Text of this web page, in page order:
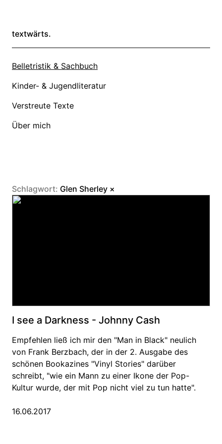
textwärts.
Belletristik & Sachbuch
Kinder- & Jugendliteratur
Verstreute Texte
Über mich
Schlagwort: Glen Sherley ×
I see a Darkness - Johnny Cash
Empfehlen ließ ich mir den "Man in Black" neulich
von Frank Berzbach, der in der 2. Ausgabe des
schönen Bookazines "Vinyl Stories" darüber
schreibt, "wie ein Mann zu einer Ikone der Pop-
Kultur wurde, der mit Pop nicht viel zu tun hatte".
16.06.2017